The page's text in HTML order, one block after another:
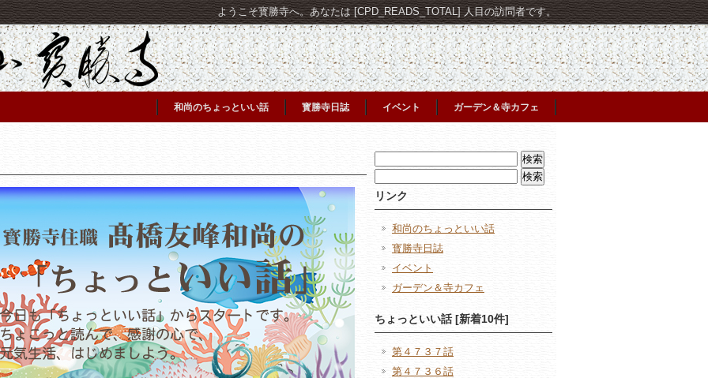
ようこそ寳勝寺へ。あなたは [CPD_READS_TOTAL] 人目の訪問者です。
和尚のちょっといい話 寳勝寺日誌 イベント ガーデン＆寺カフェ
索:
索:
リンク
和尚のちょっといい話
寳勝寺日誌
イベント
ガーデン＆寺カフェ
ちょっといい話 [新着10件]
第４７３７話
第４７３６話